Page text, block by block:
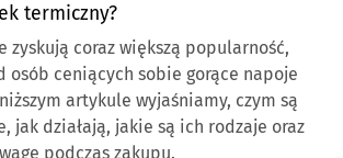
termiczny?
zyskują coraz większą popularność,
osób ceniących sobie gorące napoje
artykule wyjaśniamy, czym są
jak działają, jakie są ich rodzaje oraz
podczas zakupu.